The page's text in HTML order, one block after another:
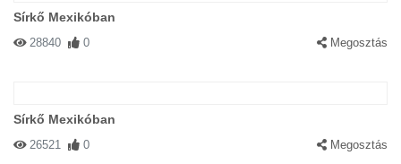
Sírkő Mexikóban
28840 0 Megosztás
Sírkő Mexikóban
26521 0 Megosztás